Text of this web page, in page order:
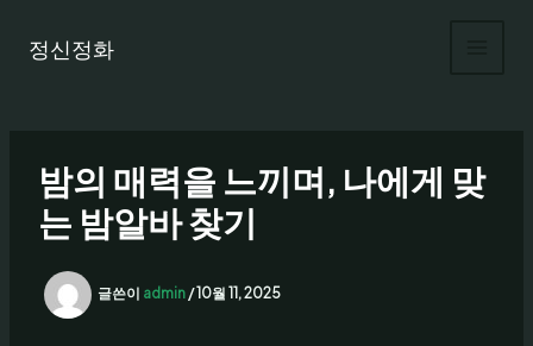
정신정화
밤의 매력을 느끼며, 나에게 맞
는 밤알바 찾기
글쓴이 admin/10월 11, 2025